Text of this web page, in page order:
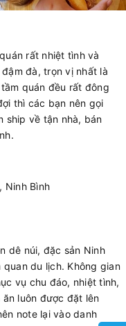
rất nhiệt tình và
đà, trọn vị nhất là
quán đều rất đông
thì các bạn nên gọi
ship về tận nhà, bán
Ninh Bình
dê núi, đặc sản Ninh
du lịch. Không gian
vụ chu đáo, nhiệt tình,
luôn được đặt lên
note lại vào danh